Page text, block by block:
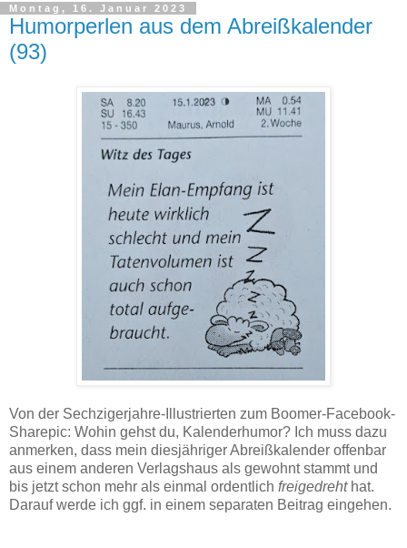
Montag, 16. Januar 2023
Humorperlen aus dem Abreißkalender
(93)
Von der Sechzigerjahre-Illustrierten zum Boomer-Facebook-
Sharepic: Wohin gehst du, Kalenderhumor? Ich muss dazu
anmerken, dass mein diesjähriger Abreißkalender offenbar
aus einem anderen Verlagshaus als gewohnt stammt und
bis jetzt schon mehr als einmal ordentlich freigedrehthat.
Darauf werde ich ggf. in einem separaten Beitrag eingehen.